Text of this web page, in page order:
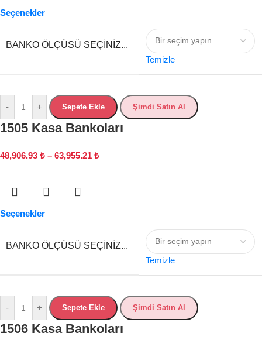
Seçenekler
BANKO ÖLÇÜSÜ SEÇINIZ...
Temizle
- + Sepete Ekle Şimdi Satın Al
1505 Kasa Bankoları
48,906.93 ₺ – 63,955.21 ₺
Seçenekler
BANKO ÖLÇÜSÜ SEÇINIZ...
Temizle
- + Sepete Ekle Şimdi Satın Al
1506 Kasa Bankoları